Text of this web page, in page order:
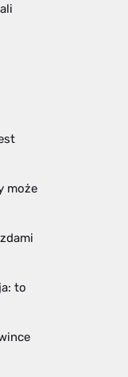
może
to